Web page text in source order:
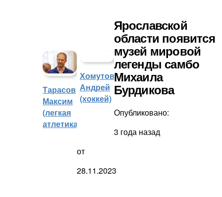
Тарасов
Максим
(легкая
атлетика)
Хомутов
Андрей
(хоккей)
Ярославской
области появится
музей мировой
легенды самбо
Михаила
Бурдикова
Опубликовано:
3 года назад
от
28.11.2023